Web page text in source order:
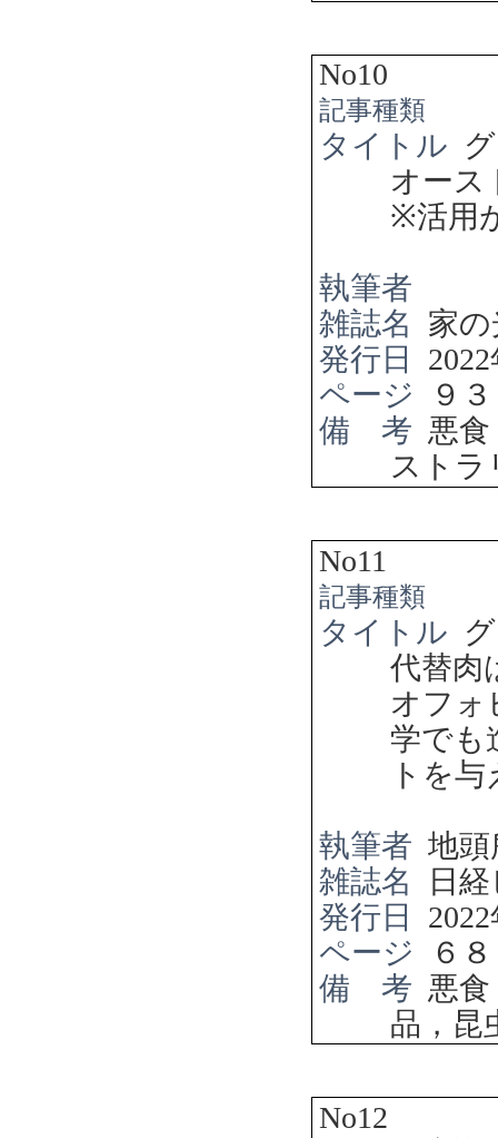
No10
記事種類
タイトル
オー
※活用
執筆者
雑誌名
家の
発行日
2022
ページ
９３
備 考 悪
ストラ
No11
記事種類
タイトル
代替肉
オフ
学でも
トを
執筆者 地頭
雑誌名
日
発行日
2022
ページ
６
備 考 悪
品，昆
No12